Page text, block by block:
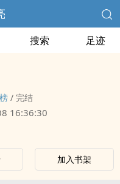
搜索 足迹
/ 完结
16:36:30
加入书架